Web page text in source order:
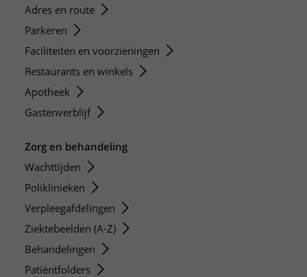
Adres en route
Parkeren
Faciliteiten en voorzieningen
Restaurants en winkels
Apotheek
Gastenverblijf
Zorg en behandeling
Wachttijden
Poliklinieken
Verpleegafdelingen
Ziektebeelden (A-Z)
Behandelingen
Patiëntfolders